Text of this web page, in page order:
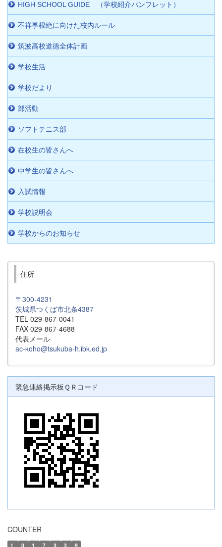
HIGH SCHOOL GUIDE （学校紹介パンフレット）
不祥事根絶に向けた校内ルール
筑波高校道徳全体計画
学校生活
学校だより
部活動
ソフトテニス部
在校生の皆さんへ
中学生の皆さんへ
入試情報
学校説明会
学校からのお知らせ
住所
〒300-4231
茨城県つくば市北条4387
TEL 029-867-0041
FAX 029-867-4688
代表メール
ac-koho@tsukuba-h.ibk.ed.jp
緊急連絡掲示板ＱＲコード
COUNTER
1 0 1 7 3 3 9